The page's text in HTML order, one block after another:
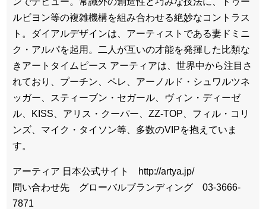
ルビヨン等の複雑機構を組み合わせる絶妙なコントラス
ト。ダイアルデザインは、アーティストである妻ドミニ
ク・アルパを起用。二人が互いの才能を発揮した比類な
きアートタイムピース アーティアは、世界中から注目さ
れており、プーチン、ペレ、アーノルド・シュワルツネ
ッガー、スティーブン・セガール、ヴィン・ディーゼ
ル、KISS、アリス・クーパー、ZZ-TOP、フィル・コリ
ンズ、マイク・タイソン等、多数のVIPを抱えていま
す。
アーティア 日本公式サイト http://artya.jp/
問い合わせ先 グローバルブランディング 03-3666-
7871